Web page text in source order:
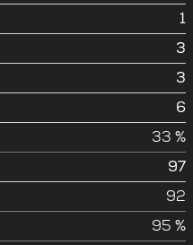
1
3
3
6
33 %
97
92
95 %